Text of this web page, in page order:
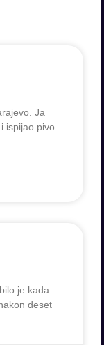
Ja
ispijao pivo.
je kada
deset